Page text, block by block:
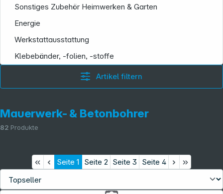
Sonstiges Zubehör Heimwerken & Garten
Energie
Werkstattausstattung
Klebebänder, -folien, -stoffe
Artikel filtern
Mauerwerk- & Betonbohrer
82 Produkte
Seite 1 Seite 2 Seite 3 Seite 4